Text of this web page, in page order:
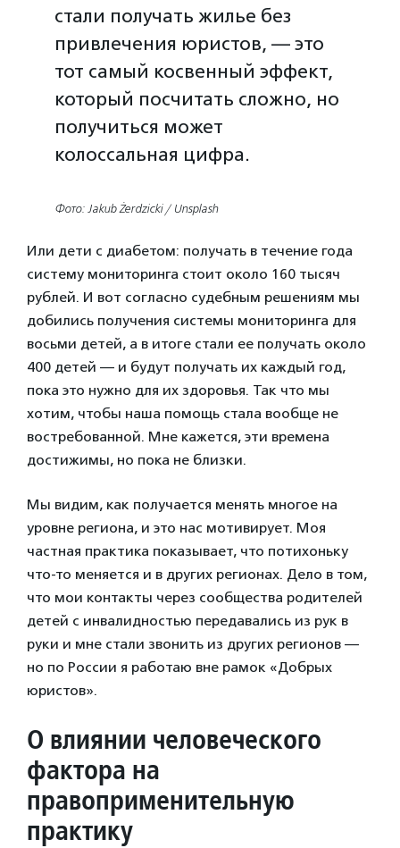
стали получать жилье без
привлечения юристов, — это
тот самый косвенный эффект,
который посчитать сложно, но
получиться может
колоссальная цифра.
Фото: Jakub Żerdzicki / Unsplash
Или дети с диабетом: получать в течение года
систему мониторинга стоит около 160 тысяч
рублей. И вот согласно судебным решениям мы
добились получения системы мониторинга для
восьми детей, а в итоге стали ее получать около
400 детей — и будут получать их каждый год,
пока это нужно для их здоровья. Так что мы
хотим, чтобы наша помощь стала вообще не
востребованной. Мне кажется, эти времена
достижимы, но пока не близки.
Мы видим, как получается менять многое на
уровне региона, и это нас мотивирует. Моя
частная практика показывает, что потихоньку
что-то меняется и в других регионах. Дело в том,
что мои контакты через сообщества родителей
детей с инвалидностью передавались из рук в
руки и мне стали звонить из других регионов —
но по России я работаю вне рамок «Добрых
юристов».
О влиянии человеческого
фактора на
правоприменительную
практику